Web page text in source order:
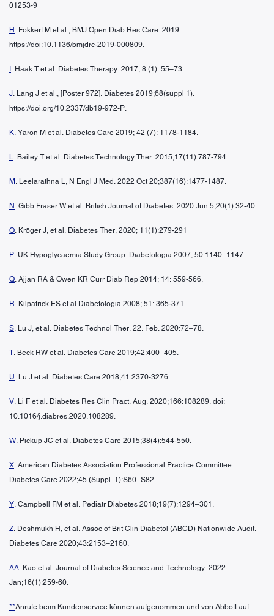
01253-9
H . Fokkert M et al., BMJ Open Diab Res Care. 2019.
https://doi:10.1136/bmjdrc-2019-000809.
I . Haak T et al. Diabetes Therapy. 2017; 8 (1): 55–73.
J . Lang J et al., [Poster 972]. Diabetes 2019;68(suppl 1).
https://doi.org/10.2337/db19-972-P.
K . Yaron M et al. Diabetes Care 2019; 42 (7): 1178-1184.
L . Bailey T et al. Diabetes Technology Ther. 2015;17(11):787-794.
M . Leelarathna L, N Engl J Med. 2022 Oct 20;387(16):1477-1487.
N . Gibb Fraser W et al. British Journal of Diabetes. 2020 Jun 5;20(1):32-40.
O . Kröger J, et al. Diabetes Ther, 2020; 11(1):279-291
P . UK Hypoglycaemia Study Group: Diabetologia 2007, 50:1140–1147.
Q . Ajjan RA & Owen KR Curr Diab Rep 2014; 14: 559-566.
R . Kilpatrick ES et al Diabetologia 2008; 51: 365-371.
S . Lu J, et al. Diabetes Technol Ther. 22. Feb. 2020:72–78.
T. Beck RW et al. Diabetes Care 2019;42:400–405.
U . Lu J et al. Diabetes Care 2018;41:2370-3276.
V . Li F et al. Diabetes Res Clin Pract. Aug. 2020;166:108289. doi:
10.1016/j.diabres.2020.108289.
W . Pickup JC et al. Diabetes Care 2015;38(4):544-550.
X . American Diabetes Association Professional Practice Committee.
Diabetes Care 2022;45 (Suppl. 1):S60–S82.
Y . Campbell FM et al. Pediatr Diabetes 2018;19(7):1294–301.
Z . Deshmukh H, et al. Assoc of Brit Clin Diabetol (ABCD) Nationwide Audit.
Diabetes Care 2020;43:2153–2160.
AA . Kao et al. Journal of Diabetes Science and Technology. 2022
Jan;16(1):259-60.
**Anrufe beim Kundenservice können aufgenommen und von Abbott auf